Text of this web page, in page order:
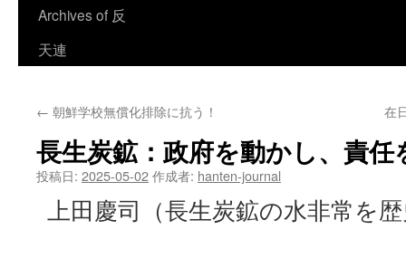
Archives of 反
天連
← 朝鮮学校無償化排除に抗う！ 在
長生炭鉱：政府を動かし、責
投稿日: 2025-05-02作成者: hanten-journal
上田慶司（長生炭鉱の水非常を